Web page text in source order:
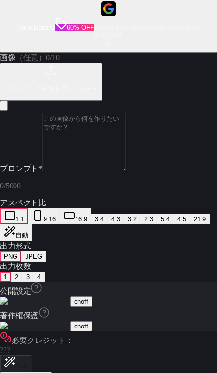
60% OFF
画像 （任意）0/10
プロンプト *
0/5000
アスペクト比
1:1 9:16 16:9 3:4 4:3 3:2 2:3 5:4 4:5 21:9
自動
出力形式
PNG JPEG
出力枚数
1 2 3 4
公開設定
onoff
著作権保護
onoff
必要クレジット：
???